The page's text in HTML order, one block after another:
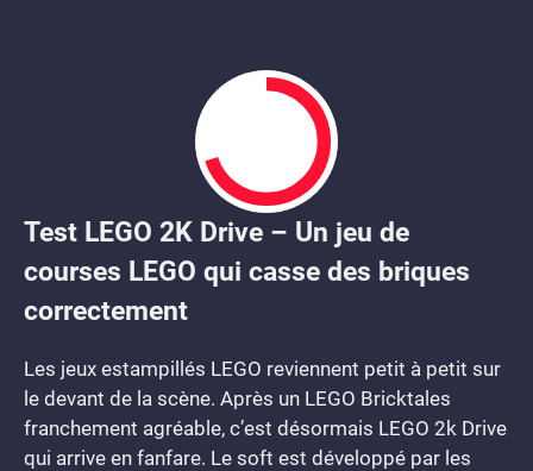
7
Test LEGO 2K Drive – Un jeu de
courses LEGO qui casse des briques
correctement
Les jeux estampillés LEGO reviennent petit à petit sur
le devant de la scène. Après un LEGO Bricktales
franchement agréable, c’est désormais LEGO 2k Drive
qui arrive en fanfare. Le soft est développé par les